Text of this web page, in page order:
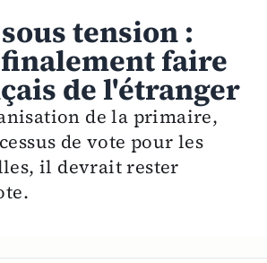
tension :
faire
de l'étranger
de la primaire,
de vote pour les
il devrait rester